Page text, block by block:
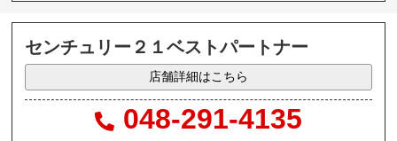
センチュリー２１ベストパートナー
店舗詳細はこちら
048-291-4135